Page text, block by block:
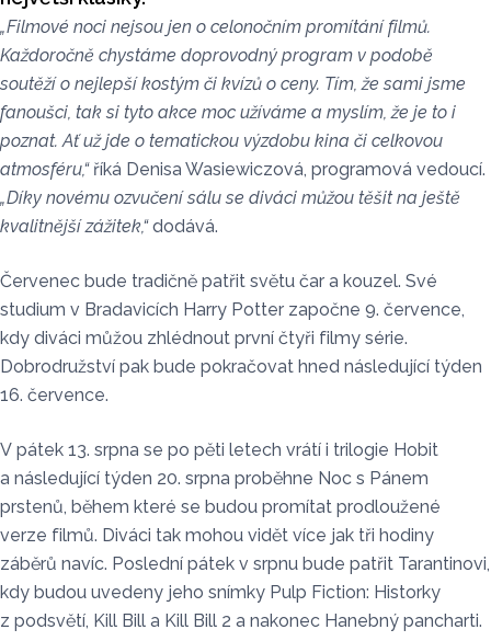
„Filmové noci nejsou jen o celonočním promítání filmů.
Každoročně chystáme doprovodný program v podobě
soutěží o nejlepší kostým či kvízů o ceny. Tím, že sami jsme
fanoušci, tak si tyto akce moc užíváme a myslím, že je to i
poznat. Ať už jde o tematickou výzdobu kina či celkovou
atmosféru,“říká Denisa Wasiewiczová, programová vedoucí.
„Díky novému ozvučení sálu se diváci můžou těšit na ještě
kvalitnější zážitek,“dodává.
Červenec bude tradičně patřit světu čar a kouzel. Své
studium v Bradavicích Harry Potter započne 9. července,
kdy diváci můžou zhlédnout první čtyři filmy série.
Dobrodružství pak bude pokračovat hned následující týden
16. července.
V pátek 13. srpna se po pěti letech vrátí i trilogie Hobit
a následující týden 20. srpna proběhne Noc s Pánem
prstenů, během které se budou promítat prodloužené
verze filmů. Diváci tak mohou vidět více jak tři hodiny
záběrů navíc. Poslední pátek v srpnu bude patřit Tarantinovi,
kdy budou uvedeny jeho snímky Pulp Fiction: Historky
z podsvětí, Kill Bill a Kill Bill 2 a nakonec Hanebný pancharti.